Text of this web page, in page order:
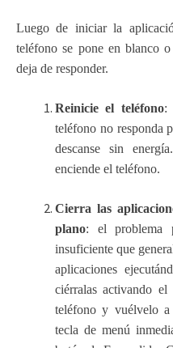
Luego de iniciar la
teléfono se pone en blanco
deja de responder.
Reinicie el teléfono:
teléfono no responda
descanse sin
enciende el teléfono.
Cierra las
plano: el problema
insuficiente que
aplicaciones
ciérralas activando
teléfono y vuélvelo a
tecla de menú